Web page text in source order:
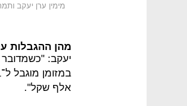
מימין ערן יעקב
מהן ההגבלות
יעקב:
אלף שקל".